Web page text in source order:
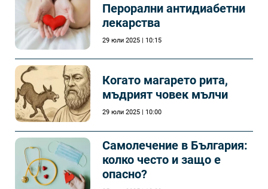
Перорални антидиабетни
лекарства
29 юли 2025 | 10:15
Когато магарето рита,
мъдрият човек мълчи
29 юли 2025 | 10:00
Самолечeние в България:
колко често и защо е
опасно?